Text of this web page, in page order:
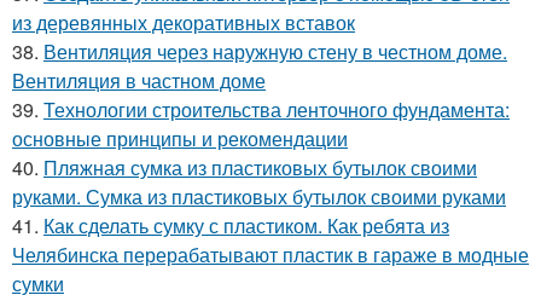
из деревянных декоративных вставок
38. Вентиляция через наружную стену в честном доме.
Вентиляция в частном доме
39. Технологии строительства ленточного фундамента:
основные принципы и рекомендации
40. Пляжная сумка из пластиковых бутылок своими
руками. Сумка из пластиковых бутылок своими руками
41. Как сделать сумку с пластиком. Как ребята из
Челябинска перерабатывают пластик в гараже в модные
сумки